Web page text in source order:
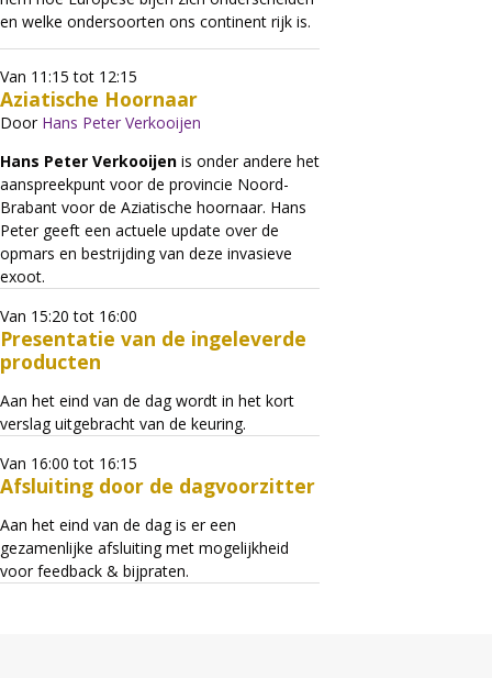
en welke ondersoorten ons continent rijk is.
Van 11:15 tot 12:15
Aziatische Hoornaar
Door Hans Peter Verkooijen
Hans Peter Verkooijen is onder andere het
aanspreekpunt voor de provincie Noord-
Brabant voor de Aziatische hoornaar. Hans
Peter geeft een actuele update over de
opmars en bestrijding van deze invasieve
exoot.
Van 15:20 tot 16:00
Presentatie van de ingeleverde
producten
Aan het eind van de dag wordt in het kort
verslag uitgebracht van de keuring.
Van 16:00 tot 16:15
Afsluiting door de dagvoorzitter
Aan het eind van de dag is er een
gezamenlijke afsluiting met mogelijkheid
voor feedback & bijpraten.